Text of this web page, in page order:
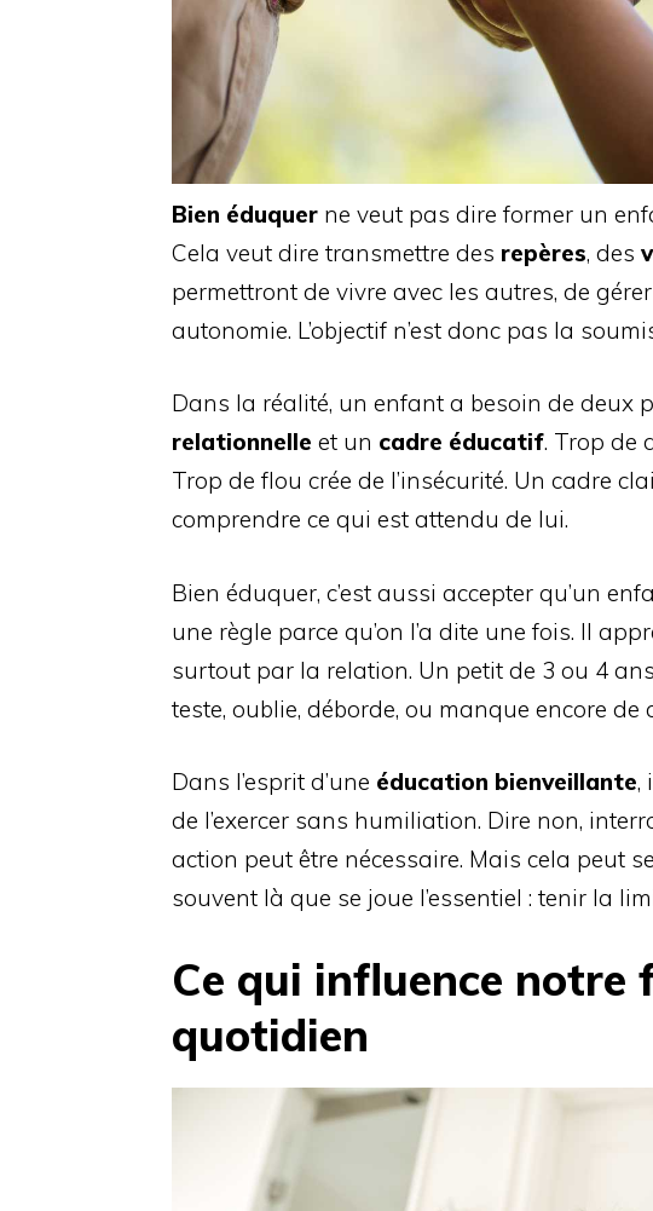
Bien éduquer ne veut pas dire former un
Cela veut dire transmettre des repères, des
permettront de vivre avec les autres, de
autonomie. L’objectif n’est donc pas la
Dans la réalité, un enfant a besoin de deux
relationnelle et un cadre éducatif. Trop de
Trop de flou crée de l’insécurité. Un cadre
comprendre ce qui est attendu de lui.
Bien éduquer, c’est aussi accepter qu’un
une règle parce qu’on l’a dite une fois. Il
surtout par la relation. Un petit de 3 ou 4
teste, oublie, déborde, ou manque encore de
Dans l’esprit d’une éducation bienveillante,
de l’exercer sans humiliation. Dire non,
action peut être nécessaire. Mais cela peut
souvent là que se joue l’essentiel : tenir la
Ce qui influence notre
quotidien